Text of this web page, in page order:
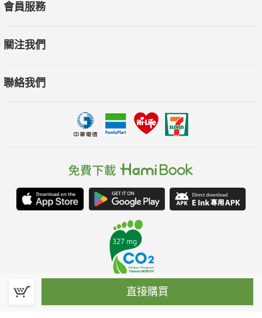
直接購買
會員服務
關注我們
聯絡我們